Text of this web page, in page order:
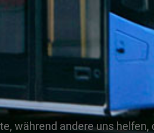
während andere uns